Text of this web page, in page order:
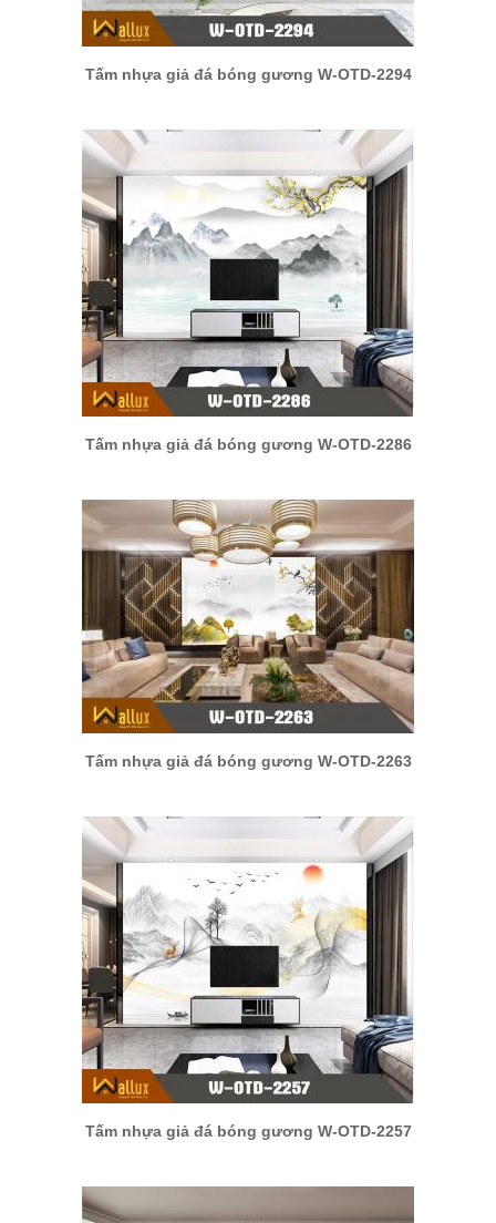
Tấm nhựa giả đá bóng gương W-OTD-2294
Tấm nhựa giả đá bóng gương W-OTD-2286
Tấm nhựa giả đá bóng gương W-OTD-2263
Tấm nhựa giả đá bóng gương W-OTD-2257